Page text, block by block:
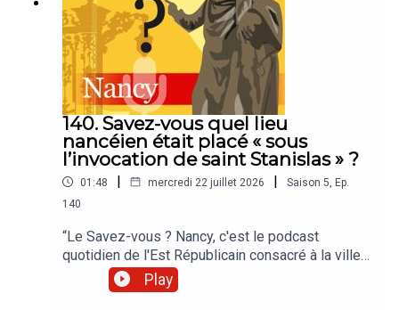
140. Savez-vous quel lieu
nancéien était placé « sous
l’invocation de saint Stanislas » ?
01:48 | mercredi 22 juillet 2026 | Saison 5 Ep.
140
“Le Savez-vous ? Nancy, c'est le podcast
quotidien de l'Est Républicain consacré à la ville
et à tout ce que vous ignorez sur elle.Un podcast
raconté par Jean-Marie Russe basé sur les
Play